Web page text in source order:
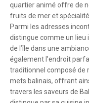
quartier animé offre de
fruits de mer et
Parmi les adresses
distingue comme un lieu
de l’île dans une
également l’endroit
traditionnel composé de
mets balinais, offrant
travers les saveurs de